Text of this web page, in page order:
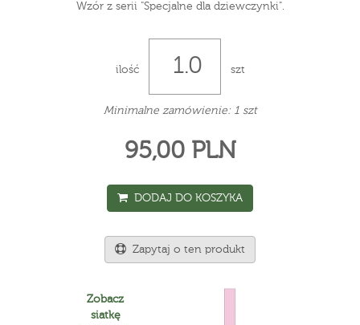
Wzór z serii "Specjalne dla dziewczynki".
ilość szt
Minimalne zamówienie: 1 szt
95,00 PLN
DODAJ DO KOSZYKA
Zapytaj o ten produkt
Zobacz
siatkę